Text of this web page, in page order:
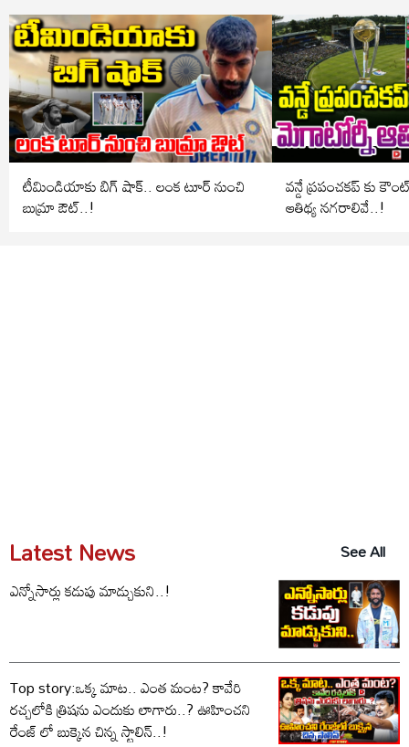
టీమిండియాకు బిగ్ షాక్.. లంక టూర్ నుంచి
బుమ్రా ఔట్..!
వన్డే ప్రపంచకప్ కు
ఆతిథ్య నగరాలివే..!
Latest News
See All
ఎన్నోసార్లు కడుపు మాడ్చుకుని..!
Top story:ఒక్క మాట.. ఎంత మంట? కావేరి
రచ్చలోకి త్రిషను ఎందుకు లాగారు..? ఊహించని
రేంజ్ లో బుక్కైన చిన్న స్టాలిన్..!